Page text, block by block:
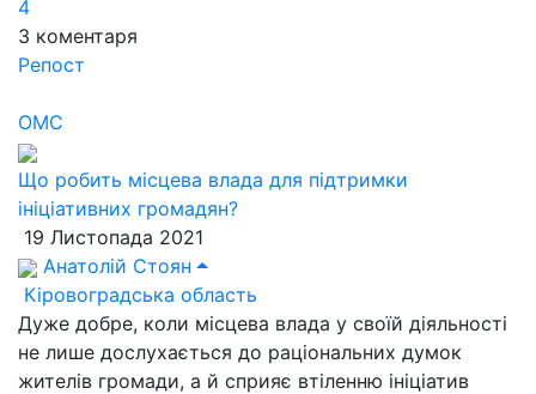
4
3 коментаря
Репост
ОМС
Що робить місцева влада для підтримки
ініціативних громадян?
19 Листопада 2021
Анатолій Стоян
Кіровоградська область
Дуже добре, коли місцева влада у своїй діяльності
не лише дослухається до раціональних думок
жителів громади, а й сприяє втіленню ініціатив